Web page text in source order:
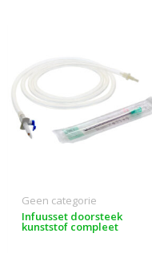
Geen categorie
Infuusset doorsteek
kunststof compleet